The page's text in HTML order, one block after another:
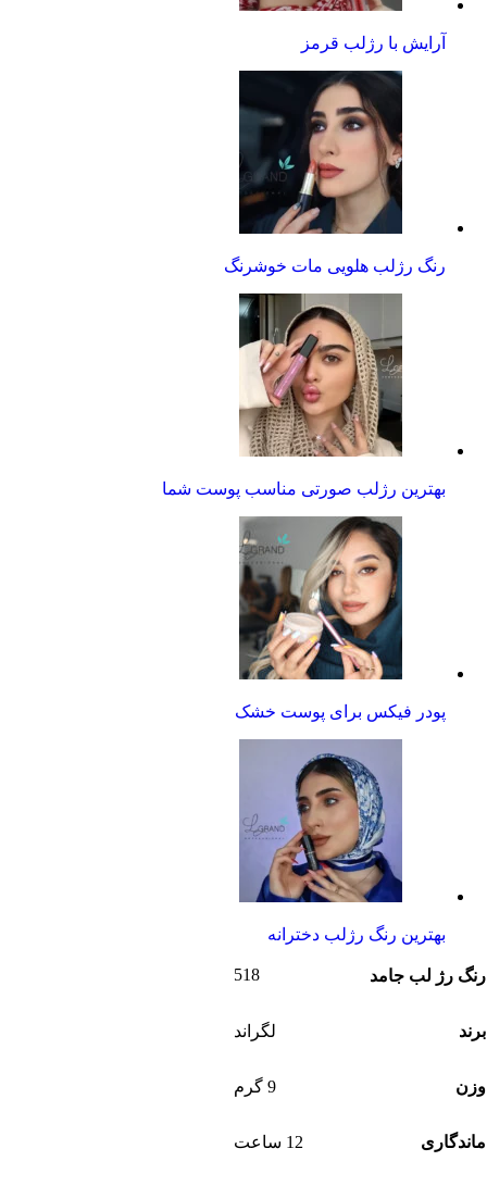
آرایش با رژلب قرمز
رنگ رژلب هلویی مات خوشرنگ
بهترین رژلب صورتی مناسب پوست شما
پودر فیکس برای پوست خشک
بهترین رنگ رژلب دخترانه
رنگ رژ لب جامد 518
برند لگراند
وزن 9 گرم
ماندگاری 12 ساعت